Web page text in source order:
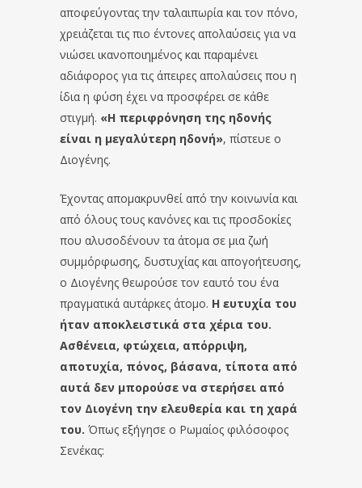
αποφεύγοντας την ταλαιπωρία και τον πόνο,
χρειάζεται τις πιο έντονες απολαύσεις για να
νιώσει ικανοποιημένος και παραμένει
αδιάφορος για τις άπειρες απολαύσεις που η
ίδια η φύση έχει να προσφέρει σε κάθε
στιγμή. «Η περιφρόνηση της ηδονής
είναι η μεγαλύτερη ηδονή», πίστευε ο
Διογένης.
Έχοντας απομακρυνθεί από την κοινωνία και
από όλους τους κανόνες και τις προσδοκίες
που αλυσοδένουν τα άτομα σε μια ζωή
συμμόρφωσης, δυστυχίας και απογοήτευσης,
ο Διογένης θεωρούσε τον εαυτό του ένα
πραγματικά αυτάρκες άτομο. Η ευτυχία του
ήταν αποκλειστικά στα χέρια του.
Ασθένεια, φτώχεια, απόρριψη,
αποτυχία, πόνος, βάσανα, τίποτα από
αυτά δεν μπορούσε να στερήσει από
τον Διογένη την ελευθερία και τη χαρά
του. Όπως εξήγησε ο Ρωμαίος φιλόσοφος
Σενέκας: